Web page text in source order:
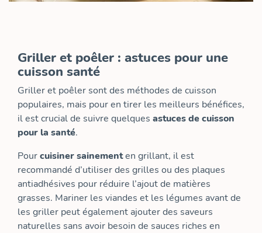
Griller et poêler : astuces pour une
cuisson santé
Griller et poêler sont des méthodes de cuisson
populaires, mais pour en tirer les meilleurs bénéfices,
il est crucial de suivre quelques astuces de cuisson
pour la santé.
Pourcuisiner sainementen grillant, il est
recommandé d’utiliser des grilles ou des plaques
antiadhésives pour réduire l’ajout de matières
grasses. Mariner les viandes et les légumes avant de
les griller peut également ajouter des saveurs
naturelles sans avoir besoin de sauces riches en